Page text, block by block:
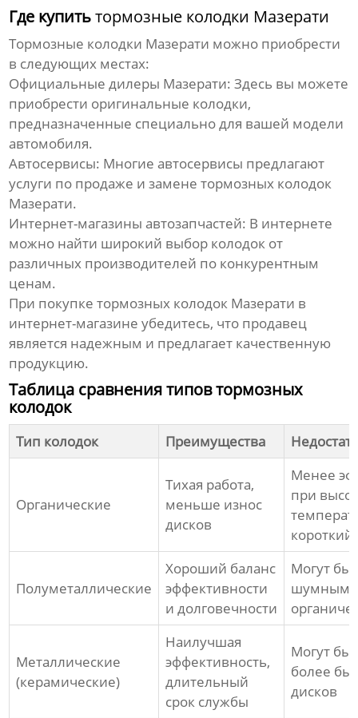
Где купитьтормозные колодки Мазерати
Тормозные колодки Мазерати можно приобрести
в следующих местах:
Официальные дилеры Мазерати: Здесь вы можете
приобрести оригинальные колодки,
предназначенные специально для вашей модели
автомобиля.
Автосервисы: Многие автосервисы предлагают
услуги по продаже и заменетормозных колодок
Мазерати.
Интернет-магазины автозапчастей: В интернете
можно найти широкий выбор колодок от
различных производителей по конкурентным
ценам.
При покупкетормозных колодок Мазерати в
интернет-магазине убедитесь, что продавец
является надежным и предлагает качественную
продукцию.
Таблица сравнения типов тормозных
колодок
Тип колодок Преимущества
Органические
Тихая работа,
меньше износ
дисков
Менее
при
Полуметаллические
Хороший баланс
эффективности
и долговечности
Могут
Металлические
(керамические)
Наилучшая
эффективность,
длительный
срок службы
Могут
более
дисков